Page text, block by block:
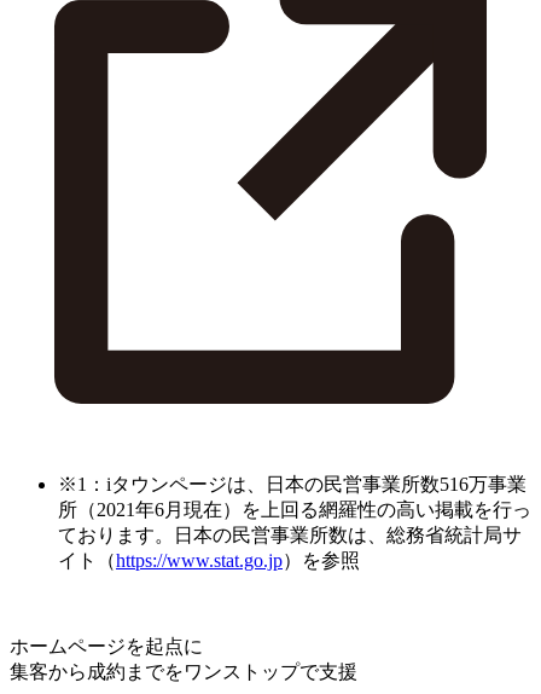
※1：iタウンページは、日本の民営事業所数516万事業
所（2021年6月現在）を上回る網羅性の高い掲載を行っ
ております。日本の民営事業所数は、総務省統計局サ
イト（https://www.stat.go.jp）を参照
ホームページを起点に
集客から成約までをワンストップで支援